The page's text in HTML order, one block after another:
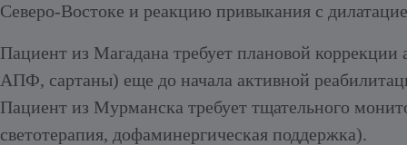
Северо-Востоке и реакцию привыкания с
Пациент из Магадана требует плановой
АПФ, сартаны) еще до начала активной
Пациент из Мурманска требует тщательного
светотерапия, дофаминергическая поддержка).